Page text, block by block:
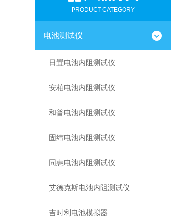
PRODUCT CATEGORY
电池测试仪
日置电池内阻测试仪
安柏电池内阻测试仪
和普电池内阻测试仪
固纬电池内阻测试仪
同惠电池内阻测试仪
艾德克斯电池内阻测试仪
吉时利电池模拟器